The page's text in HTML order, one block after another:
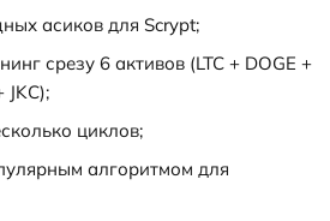
асиков для Scrypt;
срезу 6 активов (LTC + DOGE +
JKC);
циклов;
алгоритмом для